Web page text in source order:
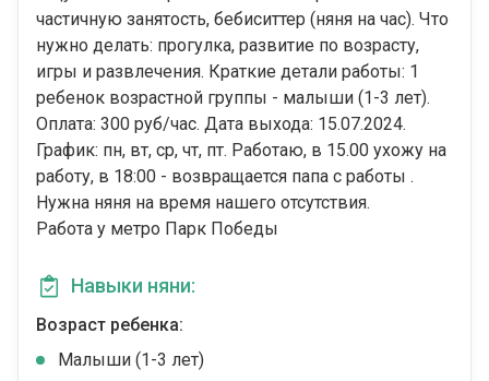
частичную занятость, бебиситтер (няня на час). Что
нужно делать: прогулка, развитие по возрасту,
игры и развлечения. Краткие детали работы: 1
ребенок возрастной группы - малыши (1-3 лет).
Оплата: 300 руб/час. Дата выхода: 15.07.2024.
График: пн, вт, ср, чт, пт. Работаю, в 15.00 ухожу на
работу, в 18:00 - возвращается папа с работы .
Нужна няня на время нашего отсутствия.
Работа у метро Парк Победы
Навыки няни:
Возраст ребенка:
Малыши (1-3 лет)